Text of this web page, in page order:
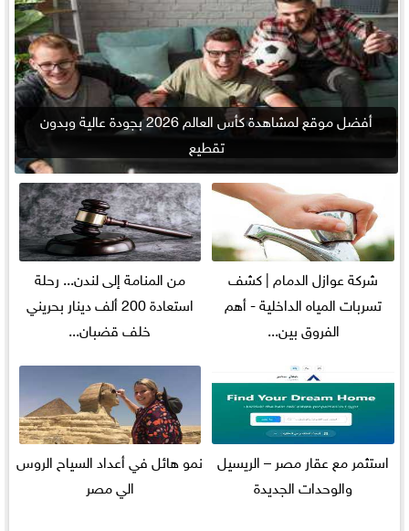
أفضل موقع لمشاهدة كأس العالم 2026 بجودة عالية وبدون
تقطيع
شركة عوازل الدمام | كشف
تسربات المياه الداخلية - أهم
الفروق بين...
من المنامة إلى لندن... رحلة
استعادة 200 ألف دينار بحريني
خلف قضبان...
استثمر مع عقار مصر – الريسيل
والوحدات الجديدة
نمو هائل في أعداد السياح الروس
الي مصر